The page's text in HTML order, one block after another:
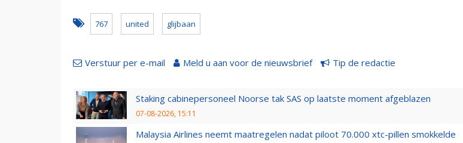
767 united glijbaan
Verstuur per e-mail Meld u aan voor de nieuwsbrief Tip de redactie
Staking cabinepersoneel Noorse tak SAS op laatste moment afgeblazen
07-08-2026, 15:11
Malaysia Airlines neemt maatregelen nadat piloot 70.000 xtc-pillen smokkelde